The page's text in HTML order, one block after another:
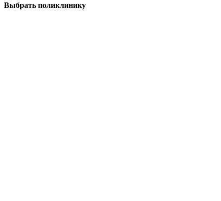
Выбрать поликлинику